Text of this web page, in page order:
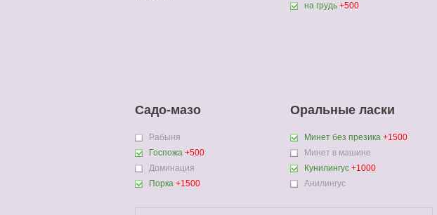
на грудь +500
Садо-мазо
Рабыня
Госпожа +500
Доминация
Порка +1500
Оральные ласки
Минет без презика +1500
Минет в машине
Кунилингус +1000
Анилингус